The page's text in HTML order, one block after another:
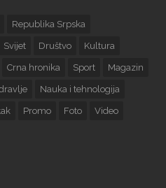
Republika Srpska
Svijet Društvo Kultura
Crna hronika Sport Magazin
Nauka i tehnologija
Promo Foto Video